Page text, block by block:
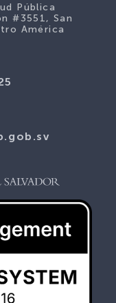
Pública
#3551, San
América